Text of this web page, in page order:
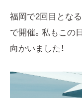
福岡で2回目とな
で開催。私もこの
向かいました！